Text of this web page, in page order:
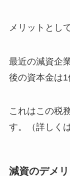
メリットとし
最近の減資企
後の資本金は1
これはこの税
す。（詳しく
減資のデメ